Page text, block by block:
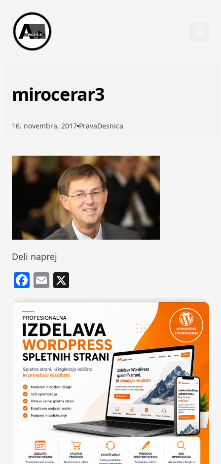
Skip to content
mirocerar3
16. novembra, 2017 PravaDesnica
Deli naprej
Facebook
Email